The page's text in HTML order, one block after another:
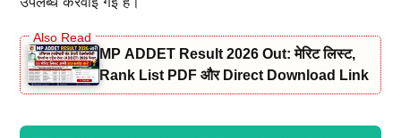
MP ADDET Result 2026 Out: मेरिट लिस्ट,
Rank List PDF और Direct Download Link